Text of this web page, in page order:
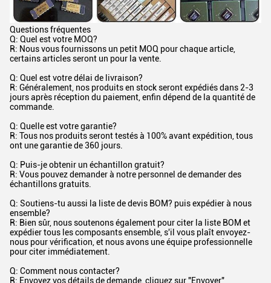
Questions fréquentes
Q: Quel est votre MOQ?
R: Nous vous fournissons un petit MOQ pour chaque article,
certains articles seront un pour la vente.
Q: Quel est votre délai de livraison?
R: Généralement, nos produits en stock seront expédiés dans 2-3
jours après réception du paiement, enfin dépend de la quantité de
commande.
Q: Quelle est votre garantie?
R: Tous nos produits seront testés à 100% avant expédition, tous
ont une garantie de 360 jours.
Q: Puis-je obtenir un échantillon gratuit?
R: Vous pouvez demander à notre personnel de demander des
échantillons gratuits.
Q: Soutiens-tu aussi la liste de devis BOM? puis expédier à nous
ensemble?
R: Bien sûr, nous soutenons également pour citer la liste BOM et
expédier tous les composants ensemble, s'il vous plaît envoyez-
nous pour vérification, et nous avons une équipe professionnelle
pour citer immédiatement.
Q: Comment nous contacter?
R: Envoyez vos détails de demande, cliquez sur "Envoyer"